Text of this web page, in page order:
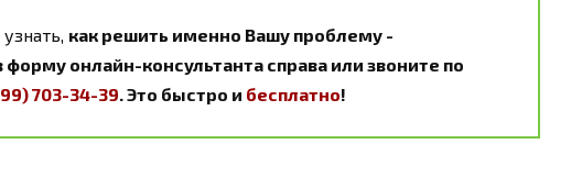
как решить именно Вашу проблему -
онлайн-консультанта справа или звоните по
703-34-39. Это быстро и бесплатно!